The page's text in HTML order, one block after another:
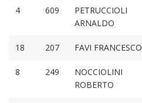
4 609
PETRUCCIOLI
ARNALDO
18 207 FAVI FRANCESCO
8 249
NOCCIOLINI
ROBERTO